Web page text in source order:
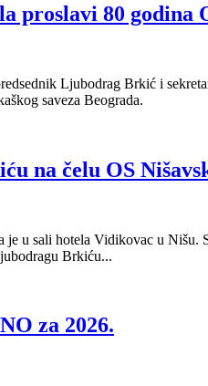
proslavi 80 godina
Ljubodrag Brkić i
saveza Beograda.
na čelu OS
je u sali hotela Vidikovac u
Brkiću...
za 2026.